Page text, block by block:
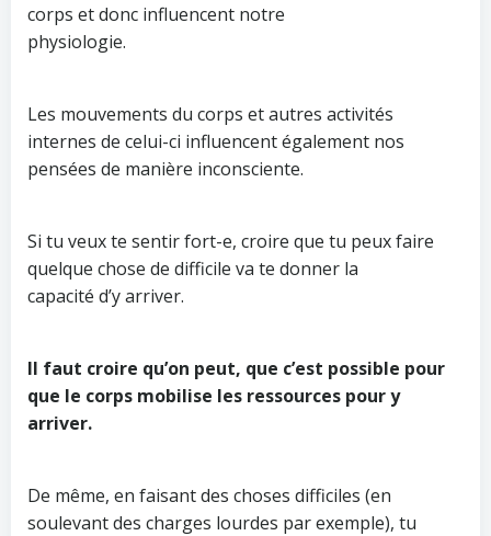
corps et donc influencent notre
physiologie.
Les mouvements du corps et autres activités
internes de celui-ci influencent également nos
pensées de manière inconsciente.
Si tu veux te sentir fort-e, croire que tu peux faire
quelque chose de difficile va te donner la
capacité d’y arriver.
Il faut croire qu’on peut, que c’est possible pour
que le corps mobilise les ressources pour y
arriver.
De même, en faisant des choses difficiles (en
soulevant des charges lourdes par exemple), tu